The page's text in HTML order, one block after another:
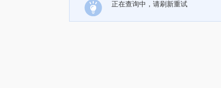
正在查询中，请刷新重试